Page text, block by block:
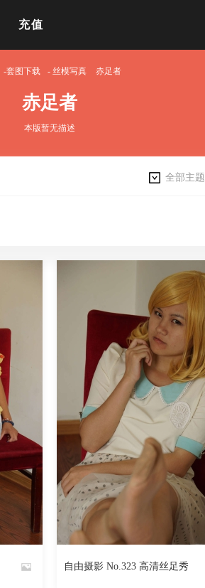
充值
-套图下载 - 丝模写真 赤足者
赤足者
本版暂无描述
全部主题
自由摄影 No.323 高清丝足秀